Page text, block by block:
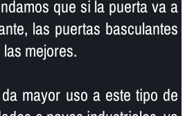
que si la puerta va a
las puertas basculantes
mejores.
mayor uso a este tipo de